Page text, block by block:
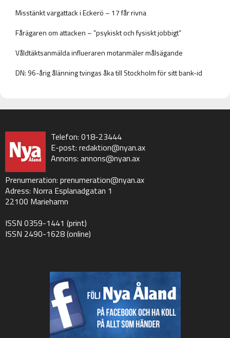
Misstänkt vargattack i Eckerö – 17 får rivna
Fårägaren om attacken – ”psykiskt och fysiskt jobbigt”
Våldtäktsanmälda influeraren motanmäler målsägande
DN: 96-årig ålänning tvingas åka till Stockholm för sitt bank-id
Telefon: 018-23444
E-post: redaktion@nyan.ax
Annons: annons@nyan.ax
Prenumeration: prenumeration@nyan.ax
Adress: Norra Esplanadgatan 1
22100 Mariehamn
ISSN 0359-1441 (print)
ISSN 2490-1628 (online)